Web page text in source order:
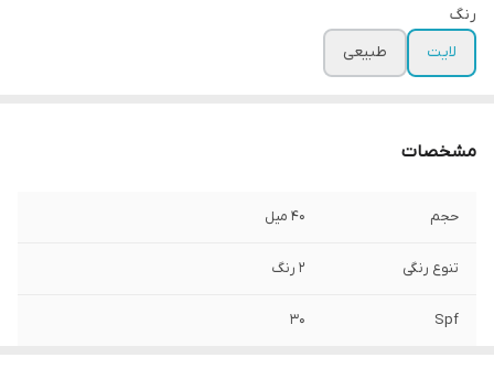
رنگ
لایت
طبیعی
مشخصات
حجم 40 میل
تنوع رنگی 2 رنگ
Spf
30